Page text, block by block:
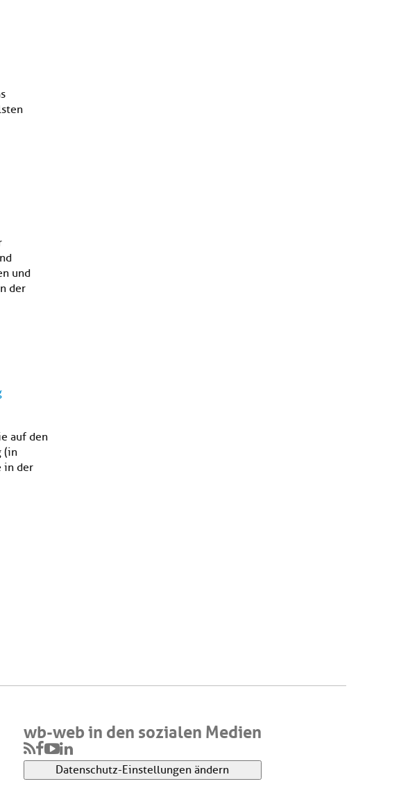
und
der
auf den
(in
in der
wb-web in den sozialen Medien
Datenschutz-Einstellungen ändern